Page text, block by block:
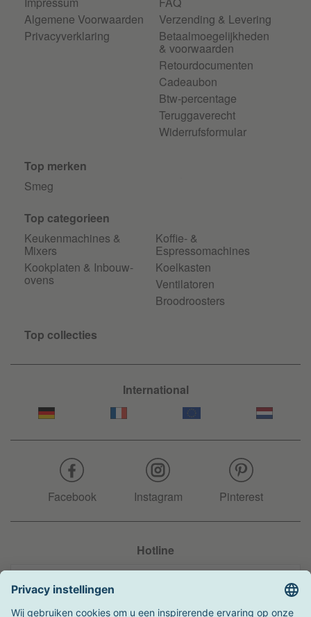
Algemene Voorwaarden
Privacyverklaring
Verzending & Levering
Betaalmoegelijkheden
& voorwaarden
Retourdocumenten
Cadeaubon
Btw-percentage
Teruggaverecht
Widerrufsformular
Top merken
Smeg
Top categorieen
Keukenmachines &
Mixers
Kookplaten & Inbouw-
ovens
Koffie- &
Espressomachines
Koelkasten
Ventilatoren
Broodroosters
Top collecties
International
Facebook Instagram Pinterest
Hotline